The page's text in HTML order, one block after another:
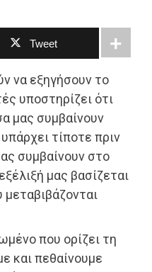
Tweet
να εξηγήσουν το
υποστηρίζει ότι
μας συμβαίνουν
τίποτε πριν
συμβαίνουν στο
μας βασίζεται
που ορίζει τη
και πεθαίνουμε